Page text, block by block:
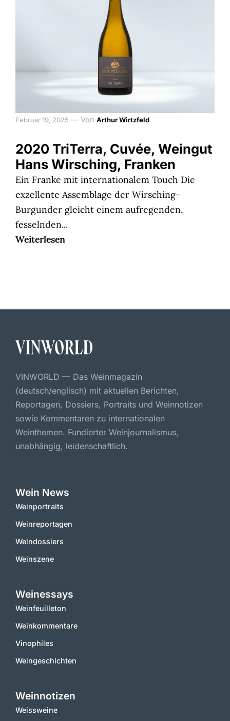
Februar 19, 2025 — Von Arthur Wirtzfeld
2020 TriTerra, Cuvée, Weingut
Hans Wirsching, Franken
Ein Franke mit internationalem Touch Die
exzellente Assemblage der Wirsching-
Burgunder gleicht einem aufregenden,
fesselnden...
Weiterlesen
VINWORLD — Das Weinmagazin
(deutsch/englisch) mit aktuellen Berichten,
Reportagen, Dossiers, Portraits und Weinnotizen
sowie Kommentaren zu internationalen
Weinthemen. Fundierter Weinjournalismus,
unabhängig, leidenschaftlich.
Wein News
Weinportraits
Weinreportagen
Weindossiers
Weinszene
Weinessays
Weinfeuilleton
Weinkommentare
Vinophiles
Weingeschichten
Weinnotizen
Weissweine